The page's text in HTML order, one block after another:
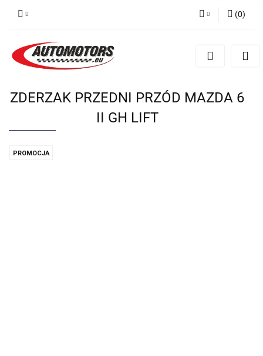
Zarejestruj się
(0)
ZDERZAK PRZEDNI PRZÓD MAZDA 6
II GH LIFT
PROMOCJA